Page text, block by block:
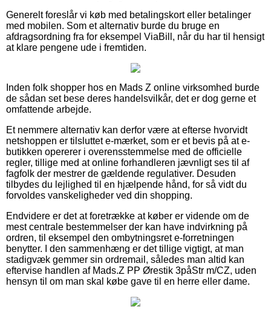
Generelt foreslår vi køb med betalingskort eller betalinger
med mobilen. Som et alternativ burde du bruge en
afdragsordning fra for eksempel ViaBill, når du har til hensigt
at klare pengene ude i fremtiden.
Inden folk shopper hos en Mads Z online virksomhed burde
de sådan set bese deres handelsvilkår, det er dog gerne et
omfattende arbejde.
Et nemmere alternativ kan derfor være at efterse hvorvidt
netshoppen er tilsluttet e-mærket, som er et bevis på at e-
butikken opererer i overensstemmelse med de officielle
regler, tillige med at online forhandleren jævnligt ses til af
fagfolk der mestrer de gældende regulativer. Desuden
tilbydes du lejlighed til en hjælpende hånd, for så vidt du
forvoldes vanskeligheder ved din shopping.
Endvidere er det at foretrække at køber er vidende om de
mest centrale bestemmelser der kan have indvirkning på
ordren, til eksempel den ombytningsret e-forretningen
benytter. I den sammenhæng er det tillige vigtigt, at man
stadigvæk gemmer sin ordremail, således man altid kan
eftervise handlen af Mads.Z PP Ørestik 3påStr m/CZ, uden
hensyn til om man skal købe gave til en herre eller dame.